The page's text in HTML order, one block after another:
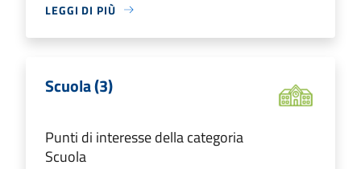
LEGGI DI PIÙ
Scuola (3)
Punti di interesse della categoria
Scuola